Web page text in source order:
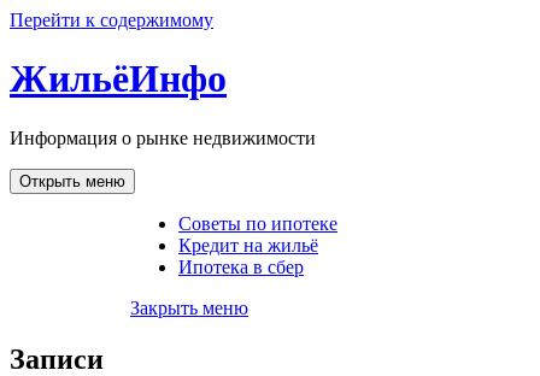
Перейти к содержимому
ЖильёИнфо
Информация о рынке недвижимости
Открыть меню
Советы по ипотеке
Кредит на жильё
Ипотека в сбер
Закрыть меню
Записи